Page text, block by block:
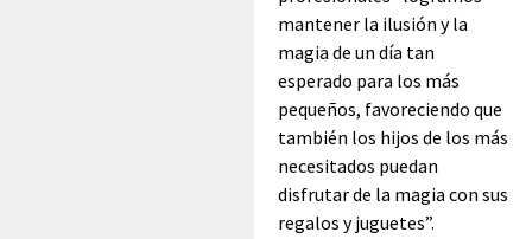
mantener la ilusión y la
magia de un día tan
esperado para los más
pequeños, favoreciendo que
también los hijos de los más
necesitados puedan
disfrutar de la magia con sus
regalos y juguetes”.